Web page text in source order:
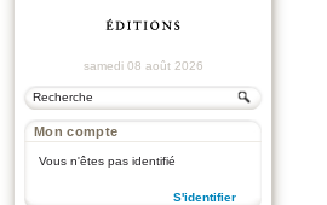
samedi 08 août 2026
Mon compte
Vous n'êtes pas identifié
S'identifier